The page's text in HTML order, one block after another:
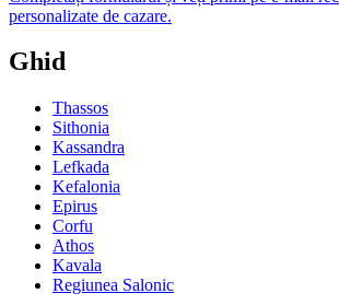
personalizate de cazare.
Ghid
Thassos
Sithonia
Kassandra
Lefkada
Kefalonia
Epirus
Corfu
Athos
Kavala
Regiunea Salonic